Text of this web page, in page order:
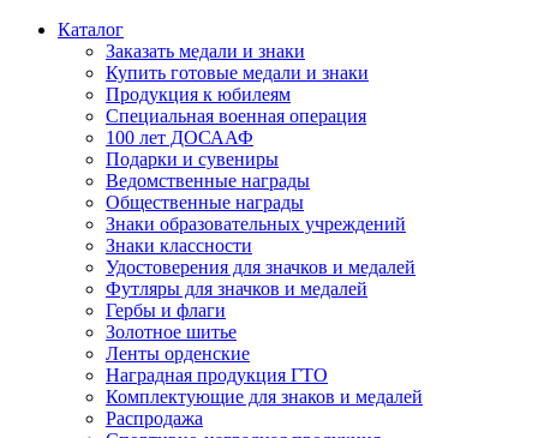
Каталог
Заказать медали и знаки
Купить готовые медали и знаки
Продукция к юбилеям
Специальная военная операция
100 лет ДОСААФ
Подарки и сувениры
Ведомственные награды
Общественные награды
Знаки образовательных учреждений
Знаки классности
Удостоверения для значков и медалей
Футляры для значков и медалей
Гербы и флаги
Золотное шитье
Ленты орденские
Наградная продукция ГТО
Комплектующие для знаков и медалей
Распродажа